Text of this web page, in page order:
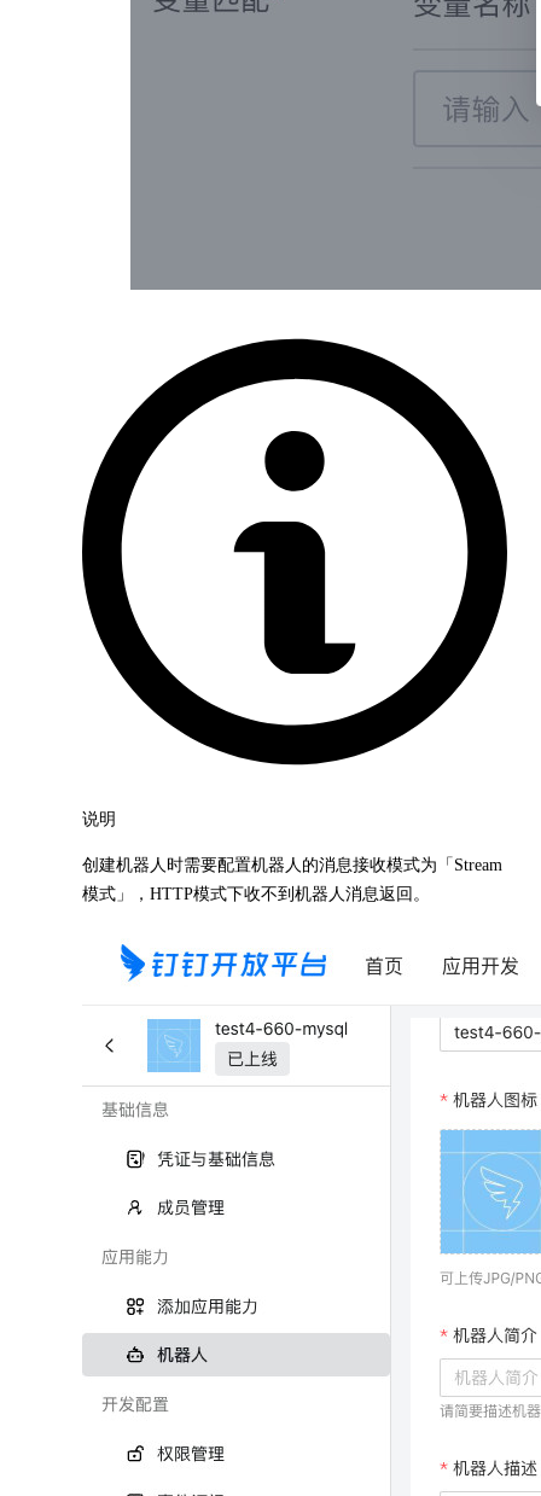
说明
创建机器人时需要配置机器人的消息接收模式为「Stream
模式」，HTTP模式下收不到机器人消息返回。